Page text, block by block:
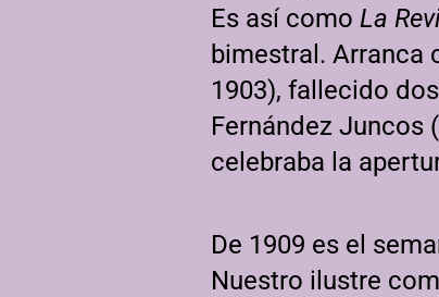
Es así como La
bimestral. Arranca
1903), fallecido
Fernández Juncos
celebraba la
De 1909 es el
Nuestro ilustre